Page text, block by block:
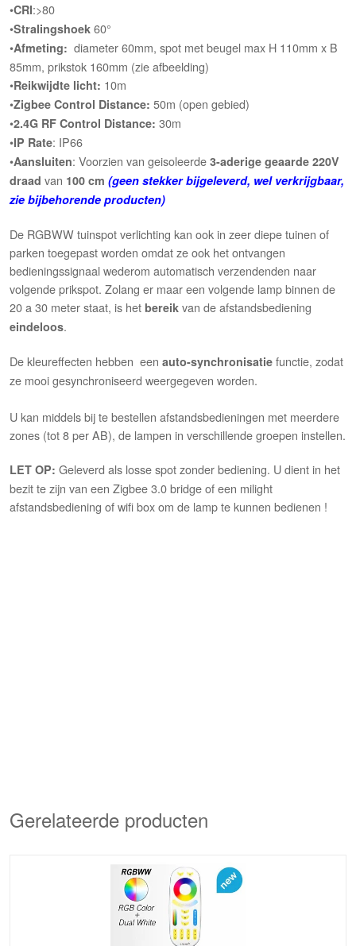
•CRI:>80
•Stralingshoek 60°
•Afmeting: diameter 60mm, spot met beugel max H 110mm x B
85mm, prikstok 160mm (zie afbeelding)
•Reikwijdte licht: 10m
•Zigbee Control Distance:50m (open gebied)
•2.4G RF Control Distance: 30m
•IP Rate: IP66
•Aansluiten: Voorzien van geisoleerde3-aderige geaarde 220V
draad van 100 cm (geen stekker bijgeleverd, wel verkrijgbaar,
zie bijbehorende producten)
De RGBWW tuinspot verlichting kan ook in zeer diepe tuinen of
parken toegepast worden omdat ze ook het ontvangen
bedieningssignaal wederom automatisch verzendenden naar
volgende prikspot. Zolang er maar een volgende lamp binnen de
20 a 30 meter staat, is hetbereik van de afstandsbediening
eindeloos.
De kleureffecten hebben eenauto-synchronisatie functie, zodat
ze mooi gesynchroniseerd weergegeven worden.
U kan middels bij te bestellen afstandsbedieningen met meerdere
zones (tot 8 per AB), de lampen in verschillende groepen instellen.
LET OP: Geleverd als losse spot zonder bediening. U dient in het
bezit te zijn van een Zigbee 3.0 bridge of een milight
afstandsbediening of wifi box om de lamp te kunnen bedienen !
Gerelateerde producten